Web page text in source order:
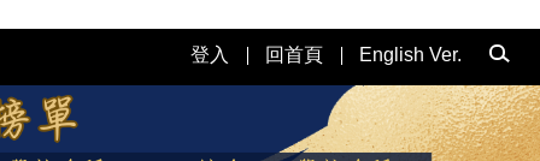
登入 回首頁 English Ver.